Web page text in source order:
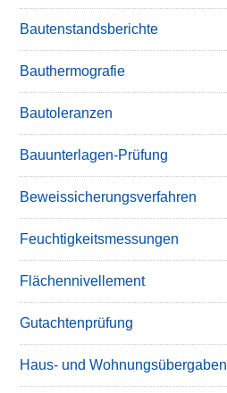
Bautenstandsberichte
Bauthermografie
Bautoleranzen
Bauunterlagen-Prüfung
Beweissicherungsverfahren
Feuchtigkeitsmessungen
Flächennivellement
Gutachtenprüfung
Haus- und Wohnungsübergaben